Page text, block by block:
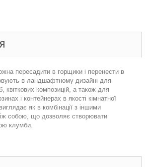
пересадити в горщики і перенести в
в ландшафтному дизайні для
композицій, а також для
і контейнерах в якості кімнатної
як в комбінації з іншими
собою, що дозволяє створювати
клумби.